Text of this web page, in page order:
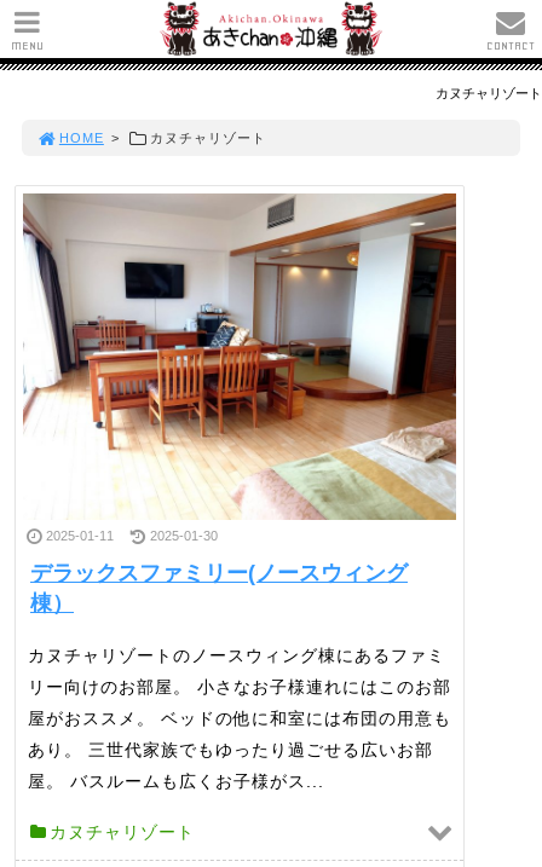
カヌチャリゾート
HOME > カヌチャリゾート
2025-01-11 2025-01-30
デラックスファミリー(ノースウィング
棟）
カヌチャリゾートのノースウィング棟にあるファミ
リー向けのお部屋。 小さなお子様連れにはこのお部
屋がおススメ。 ベッドの他に和室には布団の用意も
あり。 三世代家族でもゆったり過ごせる広いお部
屋。 バスルームも広くお子様がス...
カヌチャリゾート
MENU CONTACT